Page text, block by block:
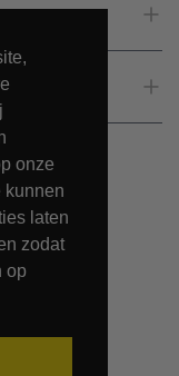
onze
kunnen
laten
zodat
op